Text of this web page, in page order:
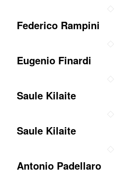
Federico Rampini
Eugenio Finardi
Saule Kilaite
Saule Kilaite
Antonio Padellaro